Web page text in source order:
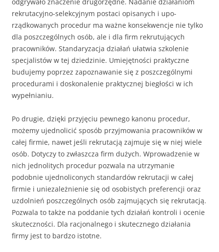
rekrutacyjno-selekcyjnym postaci opisanych i upo­
rządkowanych procedur ma ważne konsekwencje nie tylko
dla poszczególnych osób, ale i dla firm rekrutujących
pracowników. Standaryzacja działań ułatwia szkolenie
specjali­stów w tej dziedzinie. Umiejętności praktyczne
budujemy poprzez zapoznawanie się z poszczególnymi
procedurami i doskonalenie praktycznej biegłości w ich
wypełnianiu.
Po drugie, dzięki przyjęciu pewnego kanonu procedur,
możemy ujednolicić sposób przyjmowania pracowników w
całej firmie, nawet jeśli rekrutacją zajmuje się w niej wie­le
osób. Dotyczy to zwłaszcza firm dużych. Wprowadzenie w
nich jednolitych procedur pozwala na utrzymanie
podobnie ujednoliconych standardów rekrutacji w całej
firmie i uniezależnienie się od osobistych preferencji oraz
uzdolnień poszczególnych osób zaj­mujących się rekrutacją.
Pozwala to także na poddanie tych działań kontroli i ocenie
skuteczności. Dla racjonalnego i skutecznego działania
firmy jest to bardzo istotne.